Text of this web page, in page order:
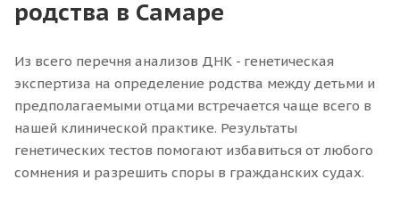
родства в Самаре
Из всего перечня анализов ДНК - генетическая
экспертиза на определение родства между детьми и
предполагаемыми отцами встречается чаще всего в
нашей клинической практике. Результаты
генетических тестов помогают избавиться от любого
сомнения и разрешить споры в гражданских судах.